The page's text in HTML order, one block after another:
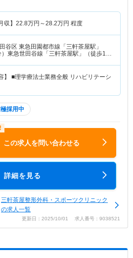
収】 22.8万円～28.2万円 程度
谷区 東急田園都市線「三軒茶屋駅」
）東急世田谷線「三軒茶屋駅」（徒歩1
■理学療法士業務全般 リハビリテーシ
採用中
この求人を問い合わせる
詳細を見る
三軒茶屋整形外科・スポーツクリニック
の求人一覧
更新日：2025/10/01 求人番号：9038521